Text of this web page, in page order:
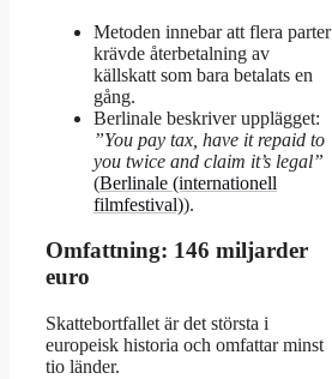
Metoden innebar att flera parter
krävde återbetalning av
källskatt som bara betalats en
gång.
Berlinale beskriver upplägget:
”You pay tax, have it repaid to
you twice and claim it’s legal”
(Berlinale (internationell
filmfestival)).
Omfattning: 146 miljarder
euro
Skattebortfallet är det största i
europeisk historia och omfattar minst
tio länder.